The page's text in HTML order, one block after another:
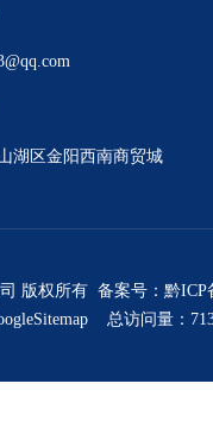
湖区金阳西南商贸城
版权所有 备案号： 黔ICP
总访问量：